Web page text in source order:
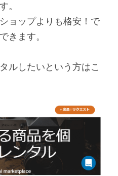
。
ョップよりも格安！で
きます。
ルしたいという方はこ